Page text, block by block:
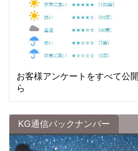
お客様アンケートをすべて公
ら
KG通信バックナンバー